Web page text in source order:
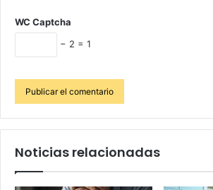
WC Captcha
− 2 = 1
Noticias relacionadas